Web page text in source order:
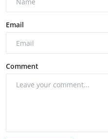
Email
Comment